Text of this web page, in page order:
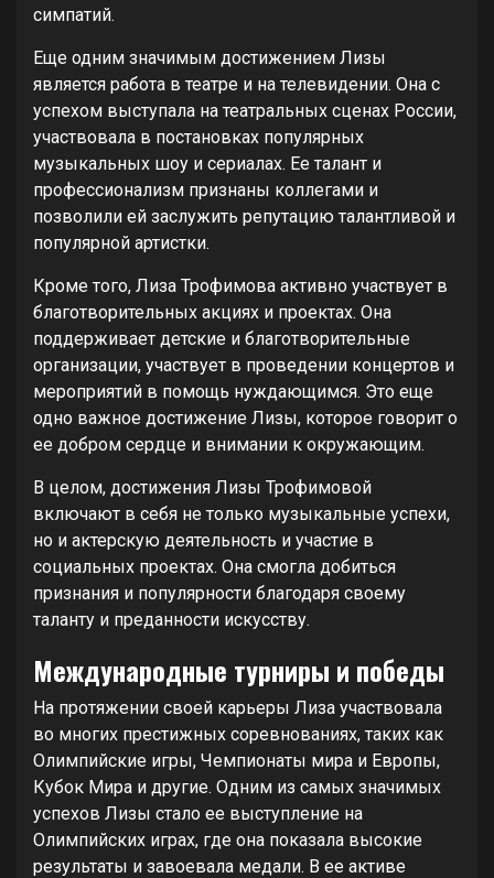
симпатий.
Еще одним значимым достижением Лизы
является работа в театре и на телевидении. Она с
успехом выступала на театральных сценах России,
участвовала в постановках популярных
музыкальных шоу и сериалах. Ее талант и
профессионализм признаны коллегами и
позволили ей заслужить репутацию талантливой и
популярной артистки.
Кроме того, Лиза Трофимова активно участвует в
благотворительных акциях и проектах. Она
поддерживает детские и благотворительные
организации, участвует в проведении концертов и
мероприятий в помощь нуждающимся. Это еще
одно важное достижение Лизы, которое говорит о
ее добром сердце и внимании к окружающим.
В целом, достижения Лизы Трофимовой
включают в себя не только музыкальные успехи,
но и актерскую деятельность и участие в
социальных проектах. Она смогла добиться
признания и популярности благодаря своему
таланту и преданности искусству.
Международные турниры и победы
На протяжении своей карьеры Лиза участвовала
во многих престижных соревнованиях, таких как
Олимпийские игры, Чемпионаты мира и Европы,
Кубок Мира и другие. Одним из самых значимых
успехов Лизы стало ее выступление на
Олимпийских играх, где она показала высокие
результаты и завоевала медали. В ее активе